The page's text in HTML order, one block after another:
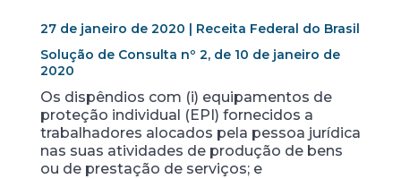
27 de janeiro de 2020 | Receita Federal do Brasil
Solução de Consulta nº 2, de 10 de janeiro de
2020
Os dispêndios com (i) equipamentos de
proteção individual (EPI) fornecidos a
trabalhadores alocados pela pessoa jurídica
nas suas atividades de produção de bens
ou de prestação de serviços; e